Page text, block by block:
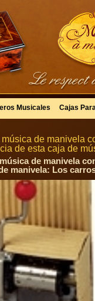
Musicales Cajas
de manivela
de esta caja de
de manivela
manivela: Los